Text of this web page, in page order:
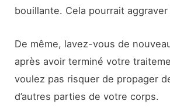
bouillante. Cela pourrait aggraver
De même, lavez-vous de
après avoir terminé votre
voulez pas risquer de propager
d’autres parties de votre corps.